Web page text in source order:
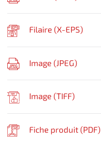
Filaire (X-EPS)
Image (JPEG)
Image (TIFF)
Fiche produit (PDF)